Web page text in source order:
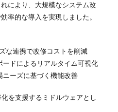
により、大規模なシステム改
率的な導入を実現しました。
な連携で改修コストを削減
ードによるリアルタイム可視化
ニーズに基づく機能改善
を支援するミドルウェアとし